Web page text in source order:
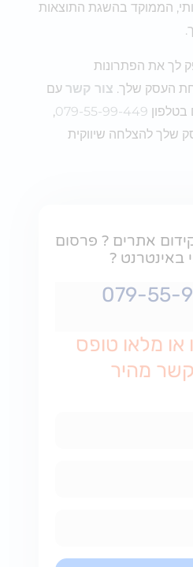
הממוקד בהשגת התוצאות
הפתרונות
שלך.צור קשר עם
079-55-99-449
,
להצלחה שיווקית
אתרים ? פרסום
?
079-
מלאו טופס
מהיר